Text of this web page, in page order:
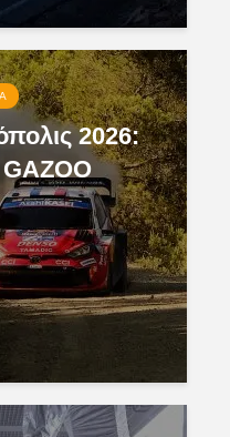
2026: